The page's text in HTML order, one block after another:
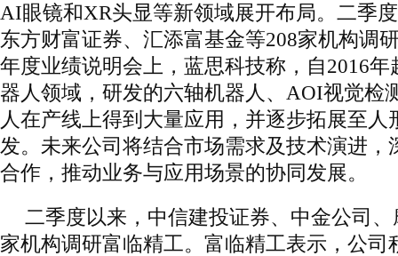
AI眼镜和XR头显等新领域展开布局。二季
东方财富证券、汇添富基金等208家机构调
年度业绩说明会上，蓝思科技称，自2016
器人领域，研发的六轴机器人、AOI视觉检
人在产线上得到大量应用，并逐步拓展至人
发。未来公司将结合市场需求及技术演进，
合作，推动业务与应用场景的协同发展。
二季度以来，中信建投证券、中金公司
家机构调研富临精工。富临精工表示，公司